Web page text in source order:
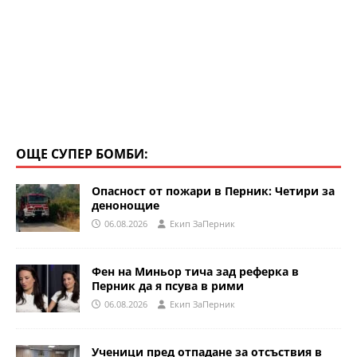
ОЩЕ СУПЕР БОМБИ:
Опасност от пожари в Перник: Четири за
денонощие
06.08.2026 Eкип ЗаПерник
Фен на Миньор тича зад реферка в
Перник да я псува в рими
06.08.2026 Eкип ЗаПерник
Ученици пред отпадане за отсъствия в